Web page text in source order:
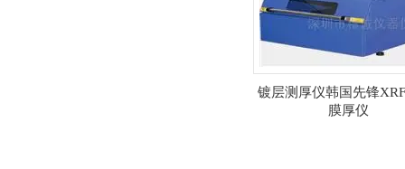
镀层测厚仪韩国先锋
膜厚仪